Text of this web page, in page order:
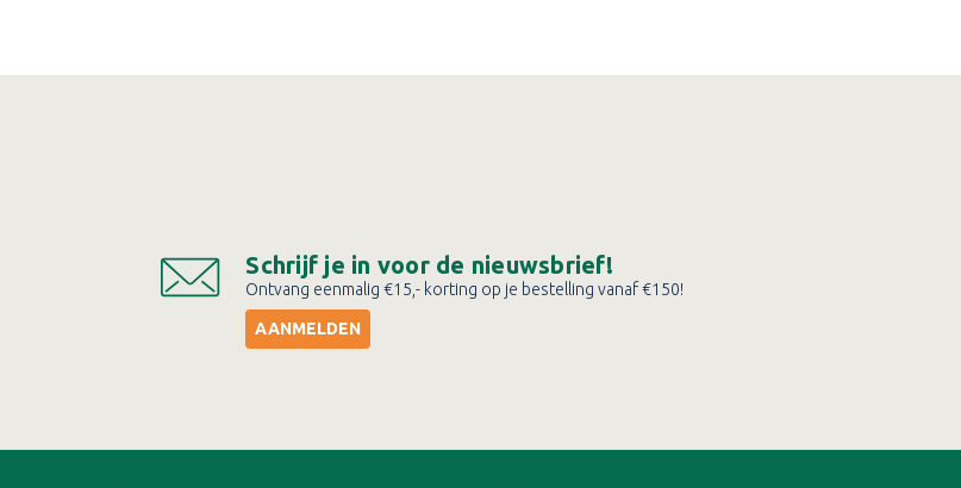
Schrijf je in voor de nieuwsbrief!
Ontvang eenmalig €15,- korting op je bestelling vanaf €150!
AANMELDEN